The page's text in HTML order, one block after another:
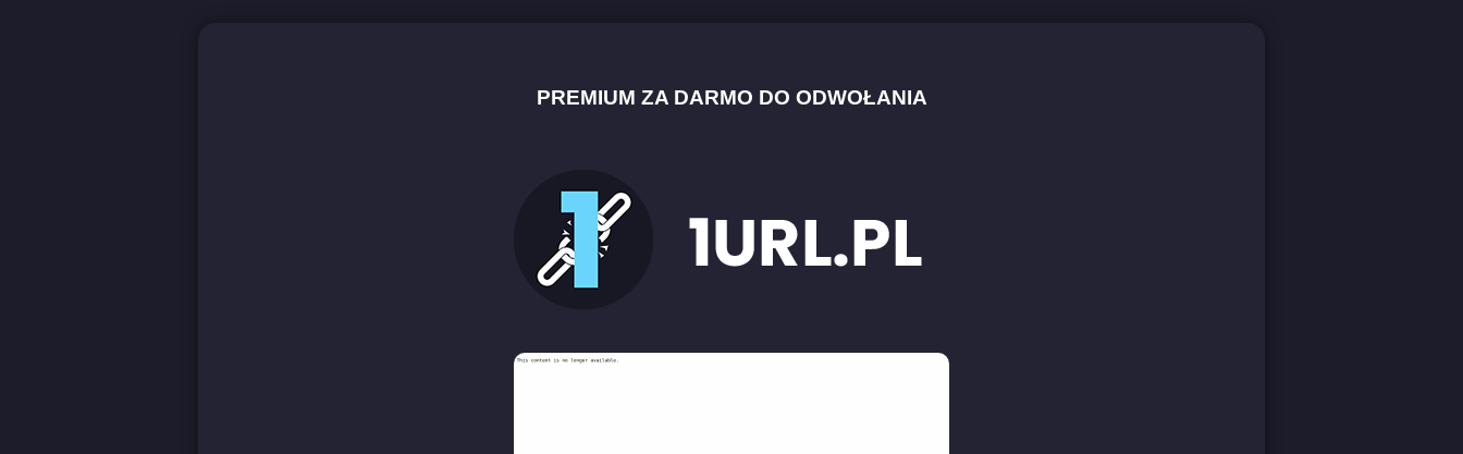
PREMIUM ZA DARMO DO ODWOŁANIA